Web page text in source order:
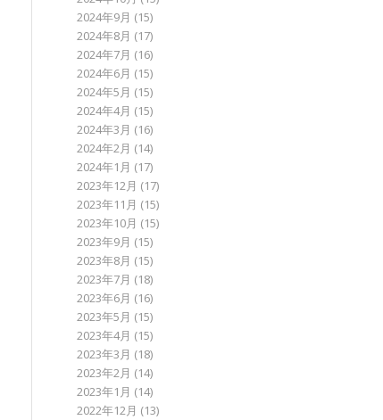
2024年9月 (15)
2024年8月 (17)
2024年7月 (16)
2024年6月 (15)
2024年5月 (15)
2024年4月 (15)
2024年3月 (16)
2024年2月 (14)
2024年1月 (17)
2023年12月 (17)
2023年11月 (15)
2023年10月 (15)
2023年9月 (15)
2023年8月 (15)
2023年7月 (18)
2023年6月 (16)
2023年5月 (15)
2023年4月 (15)
2023年3月 (18)
2023年2月 (14)
2023年1月 (14)
2022年12月 (13)